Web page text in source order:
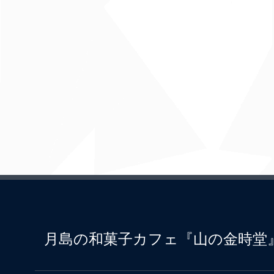
月島の和菓子カフェ『山の金時堂